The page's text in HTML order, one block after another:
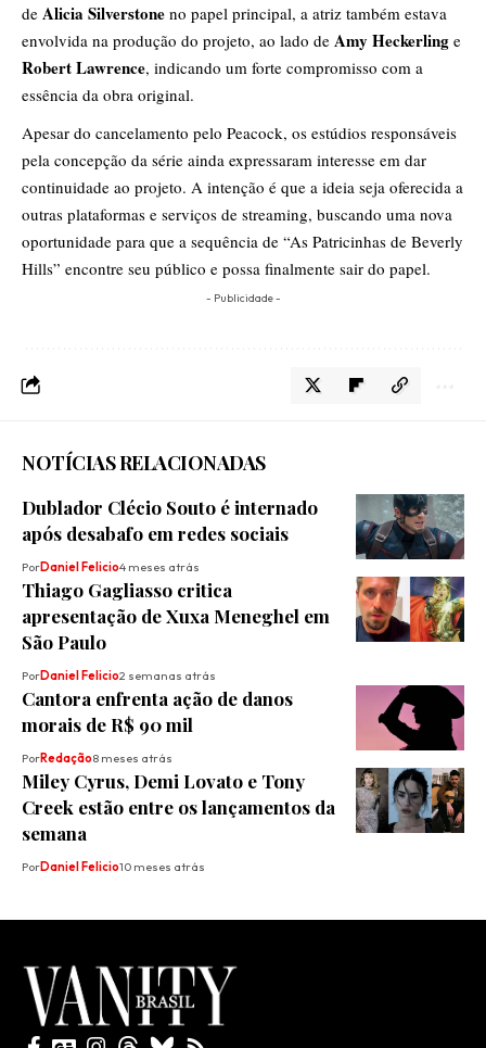
de Alicia Silverstone no papel principal, a atriz também estava
envolvida na produção do projeto, ao lado de Amy Heckerling e
Robert Lawrence, indicando um forte compromisso com a
essência da obra original.
Apesar do cancelamento pelo Peacock, os estúdios responsáveis
pela concepção da série ainda expressaram interesse em dar
continuidade ao projeto. A intenção é que a ideia seja oferecida a
outras plataformas e serviços de streaming, buscando uma nova
oportunidade para que a sequência de “As Patricinhas de Beverly
Hills” encontre seu público e possa finalmente sair do papel.
- Publicidade -
NOTÍCIAS RELACIONADAS
Dublador Clécio Souto é internado
após desabafo em redes sociais
PorDaniel Felicio4 meses atrás
Thiago Gagliasso critica
apresentação de Xuxa Meneghel em
São Paulo
PorDaniel Felicio2 semanas atrás
Cantora enfrenta ação de danos
morais de R$ 90 mil
PorRedação8 meses atrás
Miley Cyrus, Demi Lovato e Tony
Creek estão entre os lançamentos da
semana
PorDaniel Felicio10 meses atrás